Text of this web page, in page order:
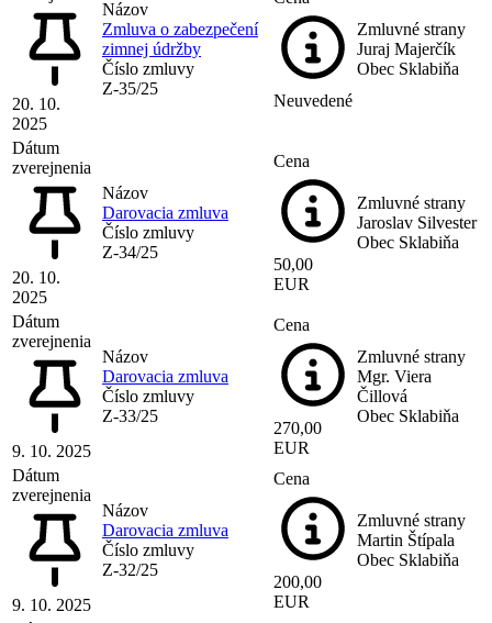
20. 10.
2025
Názov
Zmluva o zabezpečení
zimnej údržby
Číslo zmluvy
Z-35/25
Neuvedené
Zmluvné strany
Juraj Majerčík
Obec Sklabiňa
Dátum
zverejnenia
20. 10.
2025
Názov
Darovacia zmluva
Číslo zmluvy
Z-34/25
Cena
50,00
EUR
Zmluvné strany
Jaroslav Silvester
Obec Sklabiňa
Dátum
zverejnenia
9. 10. 2025
Názov
Darovacia zmluva
Číslo zmluvy
Z-33/25
Cena
270,00
EUR
Zmluvné strany
Mgr. Viera
Čillová
Obec Sklabiňa
Dátum
zverejnenia
9. 10. 2025
Názov
Darovacia zmluva
Číslo zmluvy
Z-32/25
Cena
200,00
EUR
Zmluvné strany
Martin Štípala
Obec Sklabiňa